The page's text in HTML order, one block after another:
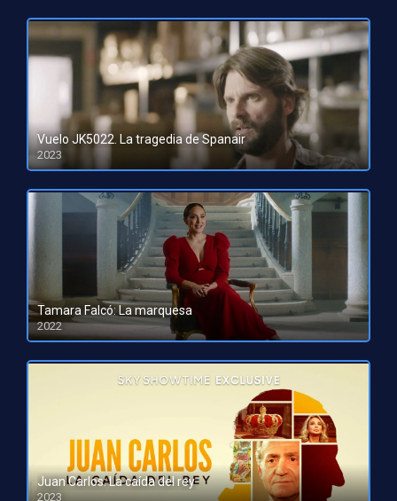
Vuelo JK5022. La tragedia de Spanair
2023
HD 1080pHD 720p
Tamara Falcó: La marquesa
2022
HD 1080pHD 720p
Juan Carlos: La caída del rey
2023